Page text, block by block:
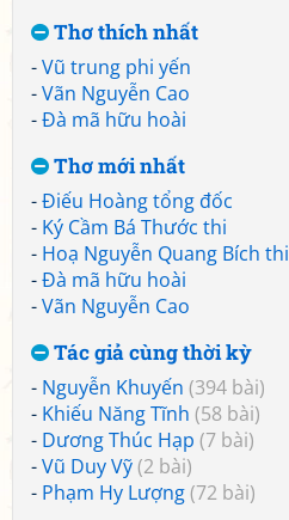
Thơ thích nhất
-Vũ trung phi yến
-Vãn Nguyễn Cao
-Đà mã hữu hoài
Thơ mới nhất
-Điếu Hoàng tổng đốc
- Ký Cầm Bá Thước thi
- Hoạ Nguyễn Quang Bích thi
-Đà mã hữu hoài
-Vãn Nguyễn Cao
Tác giả cùng thời kỳ
- Nguyễn Khuyến (394 bài)
- Khiếu Năng Tĩnh (58 bài)
- Dương Thúc Hạp (7 bài)
-Vũ Duy Vỹ(2 bài)
- Phạm Hy Lượng(72 bài)